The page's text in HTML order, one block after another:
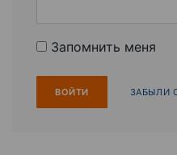
Запомнить меня
ЗАБЫЛИ